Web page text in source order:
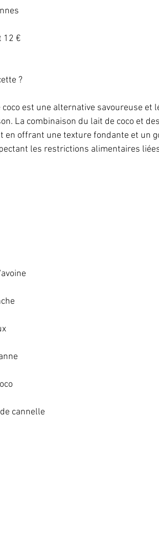
12 €
?
coco est une alternative savoureuse
La combinaison du lait de coco et
en offrant une texture fondante et un
les restrictions alimentaires
cannelle